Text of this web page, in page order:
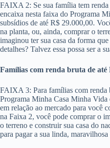
FAIXA 2: Se sua família tem
encaixa nesta faixa do Programa
subsídios de até R$ 29.000,00.
na planta, ou, ainda, comprar o
imaginou ter sua casa da forma
detalhes? Talvez essa possa ser a
Famílias com renda bruta de até
FAIXA 3: Para famílias com renda
Programa Minha Casa Minha Vida
em relação ao mercado para você
na Faixa 2, você pode comprar o
o terreno e construir sua casa do
para pagar a sua linda,